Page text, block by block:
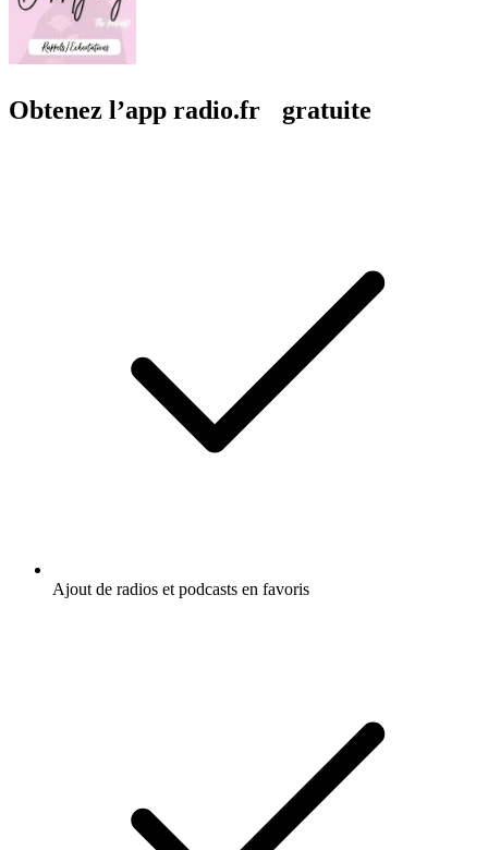
Obtenez l’app radio.fr gratuite
Ajout de radios et podcasts en favoris